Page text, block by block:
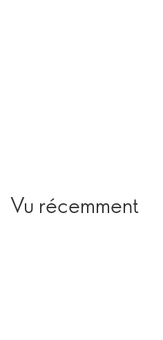
Vu récemment